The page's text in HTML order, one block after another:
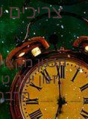
צריכים
תכנון
זמן יקר